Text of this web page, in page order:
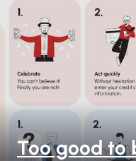
Too good to